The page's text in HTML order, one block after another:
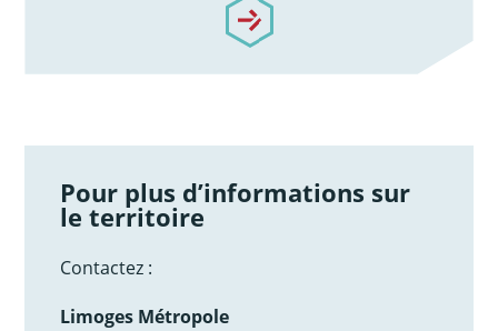
Pour plus d’informations sur
le territoire
Contactez :
Limoges Métropole